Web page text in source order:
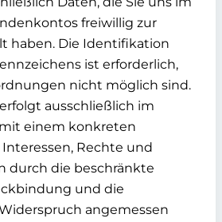
freiwillig zur
haben. Die Identifikation
ist erforderlich,
nicht möglich sind.
ausschließlich im
einem konkreten
Interessen, Rechte und
durch die beschränkte
und die
angemessen